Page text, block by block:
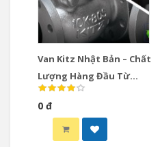
Van Kitz Nhật Bản – Chất
Lượng Hàng Đầu Từ
Thương Hiệu Kitz
0 đ